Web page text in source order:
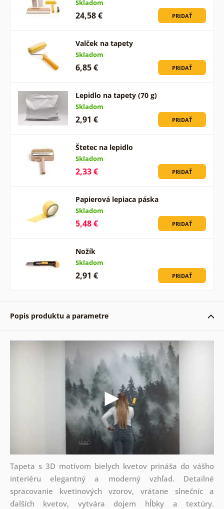
Skladom
24,58 € PRIDAŤ
Valček na tapety
Skladom
6,85 € PRIDAŤ
Lepidlo na tapety (70 g)
Skladom
2,91 € PRIDAŤ
Štetec na lepidlo
Skladom
2,33 € PRIDAŤ
Papierová lepiaca páska
Skladom
5,48 € PRIDAŤ
Nožík
Skladom
2,91 € PRIDAŤ
Popis produktu a parametre
Tapeta s 3D motívom bielych kvetov prináša do vášho
interiéru elegantný a moderný vzhľad. Detailné
spracovanie kvetinových vzorov, vrátane slnečníc a
ďalších kvetov, vytvára dojem hĺbky a textúry.